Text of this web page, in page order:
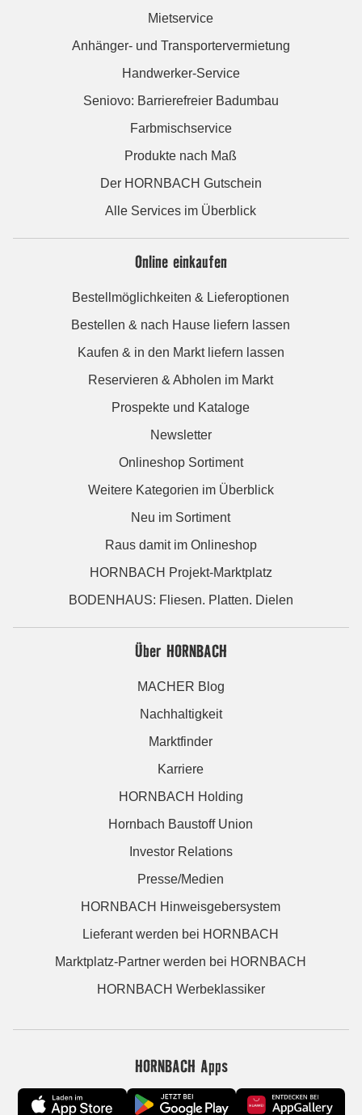
Mietservice
Anhänger- und Transportervermietung
Handwerker-Service
Seniovo: Barrierefreier Badumbau
Farbmischservice
Produkte nach Maß
Der HORNBACH Gutschein
Alle Services im Überblick
Online einkaufen
Bestellmöglichkeiten & Lieferoptionen
Bestellen & nach Hause liefern lassen
Kaufen & in den Markt liefern lassen
Reservieren & Abholen im Markt
Prospekte und Kataloge
Newsletter
Onlineshop Sortiment
Weitere Kategorien im Überblick
Neu im Sortiment
Raus damit im Onlineshop
HORNBACH Projekt-Marktplatz
BODENHAUS: Fliesen. Platten. Dielen
Über HORNBACH
MACHER Blog
Nachhaltigkeit
Marktfinder
Karriere
HORNBACH Holding
Hornbach Baustoff Union
Investor Relations
Presse/Medien
HORNBACH Hinweisgebersystem
Lieferant werden bei HORNBACH
Marktplatz-Partner werden bei HORNBACH
HORNBACH Werbeklassiker
HORNBACH Apps